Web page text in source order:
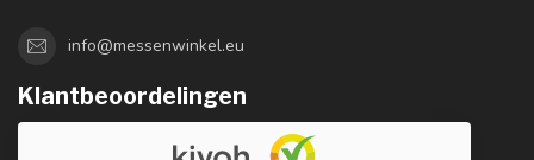
info@messenwinkel.eu
Klantbeoordelingen